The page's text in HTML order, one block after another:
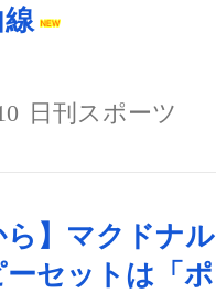
線
日刊スポーツ
ら】マクドナル
ーセットは「ポ